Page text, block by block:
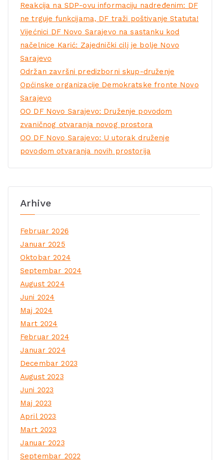
Reakcija na SDP-ovu informaciju nadređenim: DF
ne trguje funkcijama, DF traži poštivanje Statuta!
Vijećnici DF Novo Sarajevo na sastanku kod
načelnice Karić: Zajednički cilj je bolje Novo
Sarajevo
Održan završni predizborni skup-druženje
Općinske organizacije Demokratske fronte Novo
Sarajevo
OO DF Novo Sarajevo: Druženje povodom
zvaničnog otvaranja novog prostora
OO DF Novo Sarajevo: U utorak druženje
povodom otvaranja novih prostorija
Arhive
Februar 2026
Januar 2025
Oktobar 2024
Septembar 2024
August 2024
Juni 2024
Maj 2024
Mart 2024
Februar 2024
Januar 2024
Decembar 2023
August 2023
Juni 2023
Maj 2023
April 2023
Mart 2023
Januar 2023
Septembar 2022